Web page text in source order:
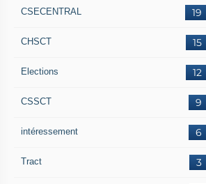
19
CSECENTRAL
15
CHSCT
12
Elections
9
CSSCT
6
intéressement
3
Tract